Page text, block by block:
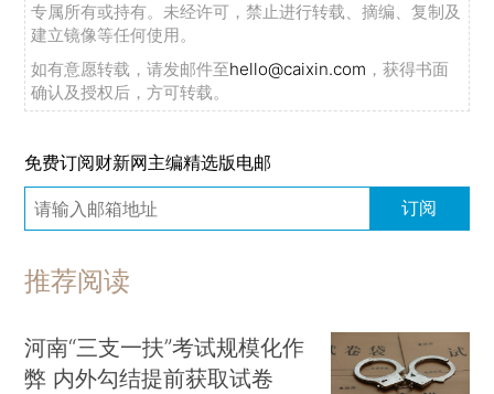
专属所有或持有。未经许可，禁止进行转载、摘编、复制及
建立镜像等任何使用。
如有意愿转载，请发邮件至hello@caixin.com ，获得书面
确认及授权后，方可转载。
免费订阅财新网主编精选版电邮
订阅
推荐阅读
河南“三支一扶”考试规模化作
弊 内外勾结提前获取试卷